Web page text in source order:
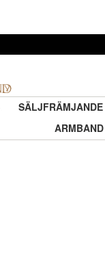
SÄLJFRÄMJANDE